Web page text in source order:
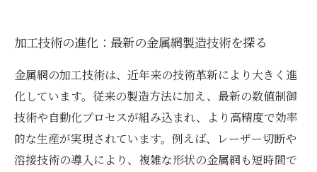
加工技術の進化：最新の金属網製造技術を探る
金属網の加工技術は、近年来の技術革新により大きく進
化しています。従来の製造方法に加え、最新の数値制御
技術や自動化プロセスが組み込まれ、より高精度で効率
的な生産が実現されています。例えば、レーザー切断や
溶接技術の導入により、複雑な形状の金属網も短時間で